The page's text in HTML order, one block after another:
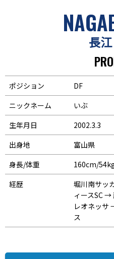
長
ポジション
DF
ニックネーム
いぶ
生年月日
2002.3.3
出身地
富山県
身長/体重
160cm/
経歴
堀川南サッ
ィースSC
レオネッサ
ス